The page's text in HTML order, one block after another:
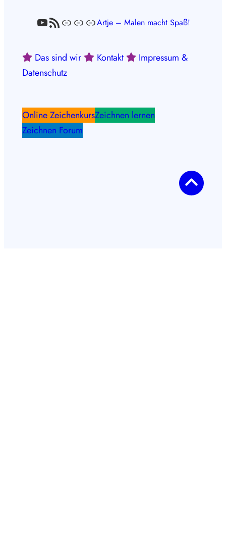
YouTube
RSS-FeedLinkLinkLinkArtje – Malen macht Spaß!
Das sind wir Kontakt
Impressum &
Datenschutz
Online ZeichenkursZeichnen lernen
Zeichnen Forum